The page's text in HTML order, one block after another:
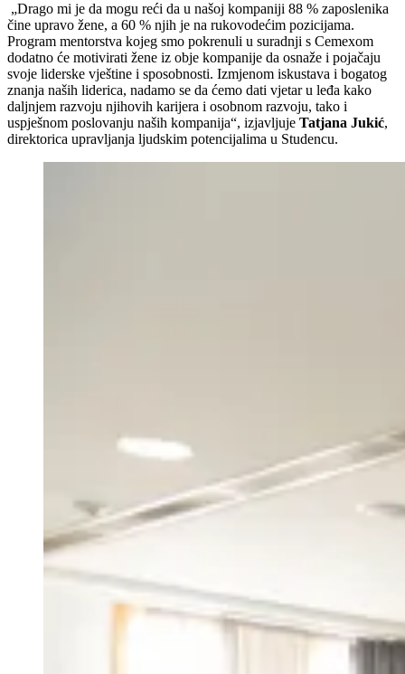
„Drago mi je da mogu reći da u našoj kompaniji 88 % zaposlenika
čine upravo žene, a 60 % njih je na rukovodećim pozicijama.
Program mentorstva kojeg smo pokrenuli u suradnji s Cemexom
dodatno će motivirati žene iz obje kompanije da osnaže i pojačaju
svoje liderske vještine i sposobnosti. Izmjenom iskustava i bogatog
znanja naših liderica, nadamo se da ćemo dati vjetar u leđa kako
daljnjem razvoju njihovih karijera i osobnom razvoju, tako i
uspješnom poslovanju naših kompanija“, izjavljuje Tatjana Jukić,
direktorica upravljanja ljudskim potencijalima u Studencu.